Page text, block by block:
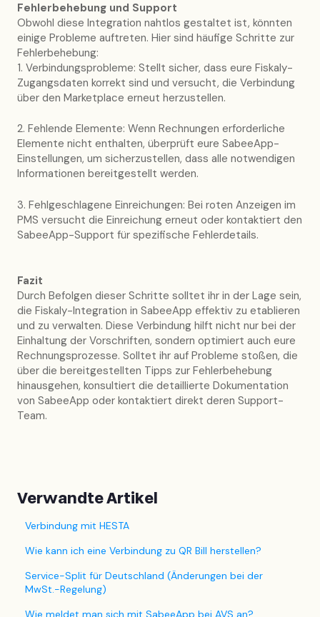
Fehlerbehebung und Support
Obwohl diese Integration nahtlos gestaltet ist, könnten
einige Probleme auftreten. Hier sind häufige Schritte zur
Fehlerbehebung:
1. Verbindungsprobleme: Stellt sicher, dass eure Fiskaly-
Zugangsdaten korrekt sind und versucht, die Verbindung
über den Marketplace erneut herzustellen.
2. Fehlende Elemente: Wenn Rechnungen erforderliche
Elemente nicht enthalten, überprüft eure SabeeApp-
Einstellungen, um sicherzustellen, dass alle notwendigen
Informationen bereitgestellt werden.
3. Fehlgeschlagene Einreichungen: Bei roten Anzeigen im
PMS versucht die Einreichung erneut oder kontaktiert den
SabeeApp-Support für spezifische Fehlerdetails.
Fazit
Durch Befolgen dieser Schritte solltet ihr in der Lage sein,
die Fiskaly-Integration in SabeeApp effektiv zu etablieren
und zu verwalten. Diese Verbindung hilft nicht nur bei der
Einhaltung der Vorschriften, sondern optimiert auch eure
Rechnungsprozesse. Solltet ihr auf Probleme stoßen, die
über die bereitgestellten Tipps zur Fehlerbehebung
hinausgehen, konsultiert die detaillierte Dokumentation
von SabeeApp oder kontaktiert direkt deren Support-
Team.
Verwandte Artikel
Verbindung mit HESTA
Wie kann ich eine Verbindung zu QR Bill herstellen?
Service-Split für Deutschland (Änderungen bei der
MwSt.-Regelung)
Wie meldet man sich mit SabeeApp bei AVS an?